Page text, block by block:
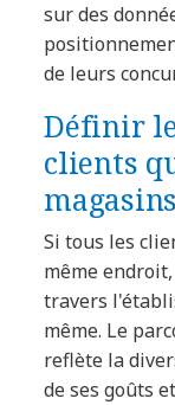
sur des
de leurs
Définir
clients
magasins
Si tous les
même
travers
même. Le
reflète la
de ses goûts